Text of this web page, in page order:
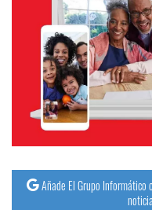
Plataformas
streaming
Operadores
Trucos
y
Tutoriales
Añade El Grupo Informático